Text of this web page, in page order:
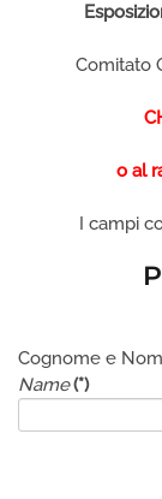
Comitato
o al
I campi
Cognome e
Name(*)